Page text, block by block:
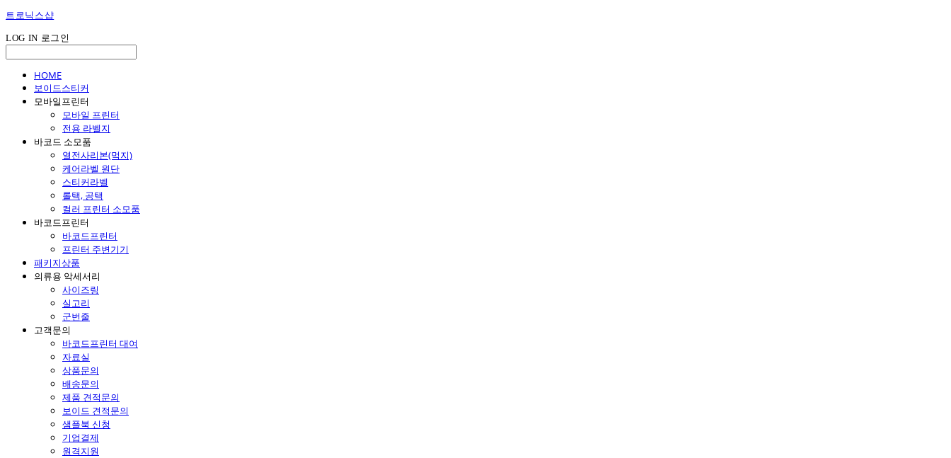
트로닉스샵
LOG IN 로그인
HOME
보이드스티커
모바일프린터
모바일 프린터
전용 라벨지
바코드 소모품
열전사리본(먹지)
케어라벨 원단
스티커라벨
롤택, 공택
컬러 프린터 소모품
바코드프린터
바코드프린터
프린터 주변기기
패키지상품
의류용 악세서리
사이즈링
실고리
군번줄
고객문의
바코드프린터 대여
자료실
상품문의
배송문의
제품 견적문의
보이드 견적문의
샘플북 신청
기업결제
원격지원